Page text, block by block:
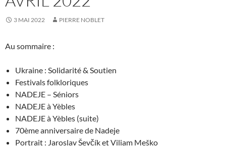
3 MAI 2022 PIERRE NOBLET
Au sommaire :
Ukraine : Solidarité & Soutien
Festivals folkloriques
NADEJE – Séniors
NADEJE à Yèbles
NADEJE à Yèbles (suite)
70ème anniversaire de Nadeje
Portrait : Jaroslav Ševčík et Viliam Meško